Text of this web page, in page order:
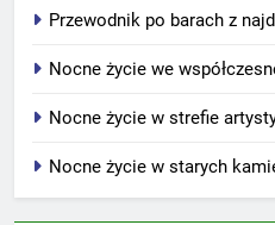
Przewodnik po barach z
Nocne życie we
Nocne życie w strefie
Nocne życie w starych